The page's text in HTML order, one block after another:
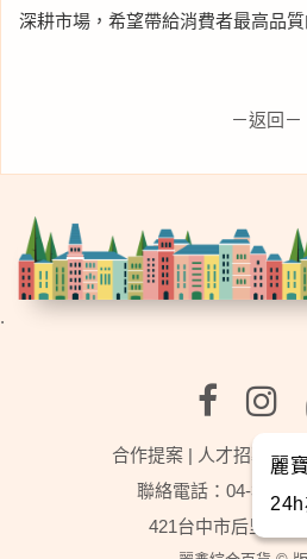
深耕市場，希望帶給消費者最高品質
－返回－
.
合作提案| 人才招募 |行
聯絡電話：04-3702-
421台中市后里區福
麗
24h